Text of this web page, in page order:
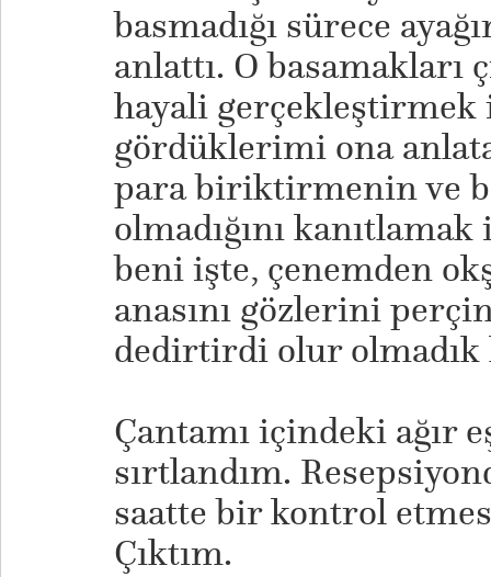
basmadığı sürece
anlattı. O basamakları
hayali gerçekleştirmek
gördüklerimi ona
para biriktirmenin ve
olmadığını
beni işte, çenemden
anasını gözlerini
dedirtirdi olur olmadık
Çantamı içindeki ağır
sırtlandım.
saatte bir kontrol
Çıktım.